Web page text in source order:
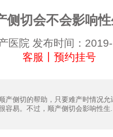
侧切会不会影响
医院 发布时间：
客服丨预约挂号
产侧切的帮助，只要难产时情况
容易。不过，顺产侧切会影响性生